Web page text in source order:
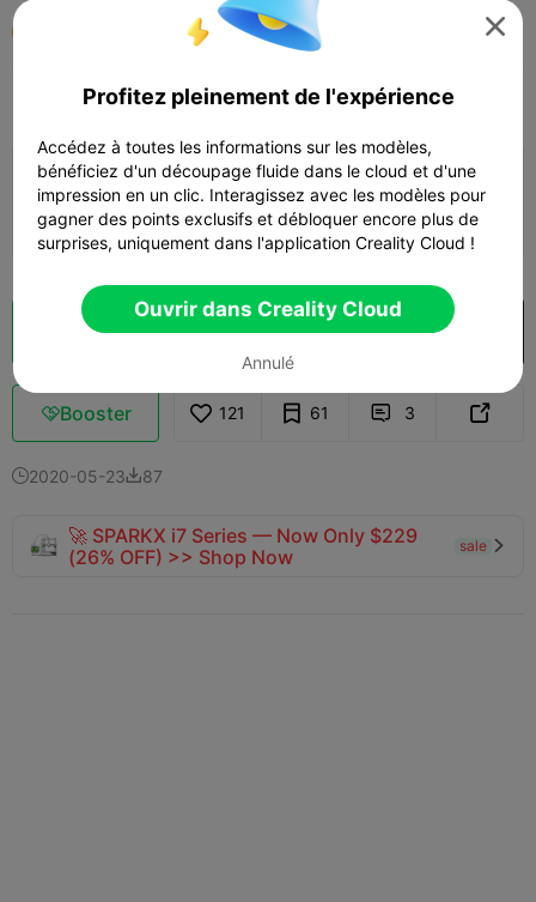
user5023981569
Print Settings Add Miniatures  Autre
 Ajouter la configuration d'impression
Gagner plus de points
Découpes Ouvrir dans Creality Cloud
Booster 121 61  3 
2020-05-2387
🚀 SPARKX i7 Series — Now Only $229
(26% OFF) >> Shop Now
sale 

Profitez pleinement de l'expérience
Accédez à toutes les informations sur les modèles,
bénéficiez d'un découpage fluide dans le cloud et d'une
impression en un clic. Interagissez avec les modèles pour
gagner des points exclusifs et débloquer encore plus de
surprises, uniquement dans l'application Creality Cloud !
Ouvrir dans Creality Cloud
Annulé